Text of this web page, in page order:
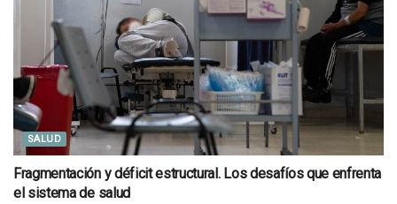
SALUD
Fragmentación y déficit estructural. Los desafíos que enfrenta
el sistema de salud